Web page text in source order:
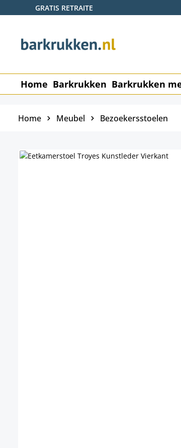
de hoofdinhoud
Ga naar de zoekopdracht
Ga naar de hoofdnavigatie
GRATIS RETRAITE
Home Barkrukken Barkrukken
Home Meubel Bezoekersstoelen